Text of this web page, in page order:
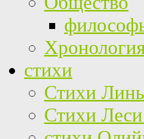
стихи
Стихи
Стихи